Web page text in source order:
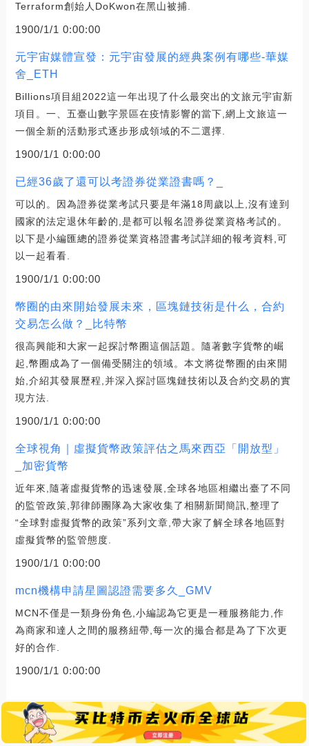
Terraform創始人DoKwon在黑山被捕.
1900/1/1 0:00:00
元宇宙媒體宣發：元宇宙發展的經典案例有哪些-華媒
舍_ETH
Billions項目組2022這一年出現了什么最突出的文旅元宇宙新
項目。一、五臺山數字景區在疫情影響的當下,網上文旅這一
一個全新的活動形式逐步形成領域的不二選擇.
1900/1/1 0:00:00
已經36歲了還可以考證券從業證書嗎？_
可以的。因為證券從業考試只要是年滿18周歲以上,沒有達到
國家的法定退休年齡的,是都可以報名證券從業資格考試的。
以下是小編匯總的證券從業資格證書考試詳細的報考資料,可
以一起看看.
1900/1/1 0:00:00
幣圈的由來開始發展未來，區塊鏈技術是什么，合約
交易怎么做？_比特幣
很高興能和大家一起探討幣圈這個話題。隨著數字貨幣的崛
起,幣圈成為了一個備受關注的領域。本文將從幣圈的由來開
始,介紹其發展歷程,并深入探討區塊鏈技術以及合約交易的實
現方法.
1900/1/1 0:00:00
全球視角｜虛擬貨幣政策評估之馬來西亞「開放型」
_加密貨幣
近年來,隨著虛擬貨幣的迅速發展,全球各地區相繼出臺了不同
的監管政策,郭律師團隊為大家收集了相關新聞簡訊,整理了
“全球對虛擬貨幣的政策”系列文章,帶大家了解全球各地區對
虛擬貨幣的監管態度.
1900/1/1 0:00:00
mcn機構申請星圖認證需要多久_GMV
MCN不僅是一類身份角色,小編認為它更是一種服務能力,作
為商家和達人之間的服務紐帶,每一次的撮合都是為了下次更
好的合作.
1900/1/1 0:00:00